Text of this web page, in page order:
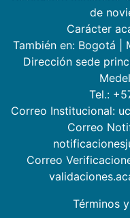
de
Carácter
También en: Bogotá
Dirección sede
Tel.:
Correo Institucional:
Correo
Correo
Términos